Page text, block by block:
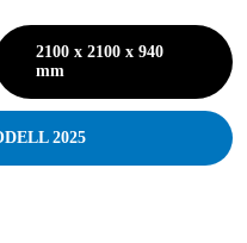
2100 x 2100 x 940
mm
2025